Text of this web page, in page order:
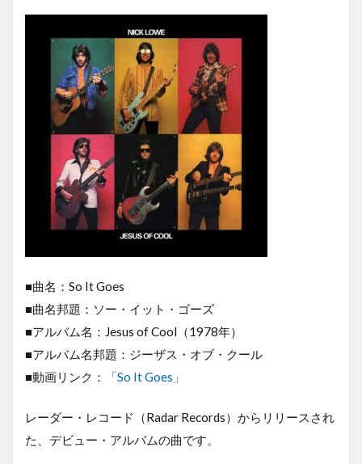
■曲名：So It Goes
■曲名邦題：ソー・イット・ゴーズ
■アルバム名：Jesus of Cool（1978年）
■アルバム名邦題：ジーザス・オブ・クール
■動画リンク：
「So It Goes」
レーダー・レコード（Radar Records）からリリースされ
た、デビュー・アルバムの曲です。